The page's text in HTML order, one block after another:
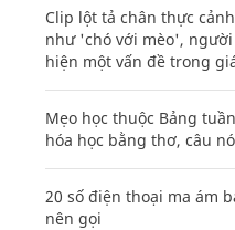
Clip lột tả chân thực
như 'chó với mèo',
hiện một vấn đề trong
Mẹo học thuộc Bảng
hóa học bằng thơ, câu
20 số điện thoại ma ám
nên gọi